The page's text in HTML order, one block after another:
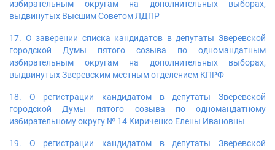
избирательным округам на дополнительных выборах,
выдвинутых Высшим Советом ЛДПР
17. О заверении списка кандидатов в депутаты Зверевской
городской Думы пятого созыва по одномандатным
избирательным округам на дополнительных выборах,
выдвинутых Зверевским местным отделением КПРФ
18. О регистрации кандидатом в депутаты Зверевской
городской Думы пятого созыва по одномандатному
избирательному округу № 14 Кириченко Елены Ивановны
19. О регистрации кандидатом в депутаты Зверевской